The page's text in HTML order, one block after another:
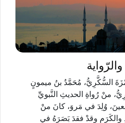
السُّكَّرِيُّ، مُحَمَّدُ بنُ ميمونٍ
منْ رُواةِ الحديثِ النَّبويِّ
وُلِدَ في مَروَ، كانَ منْ
والكَرَمِ وقدْ فقدَ بَصَرَهُ في